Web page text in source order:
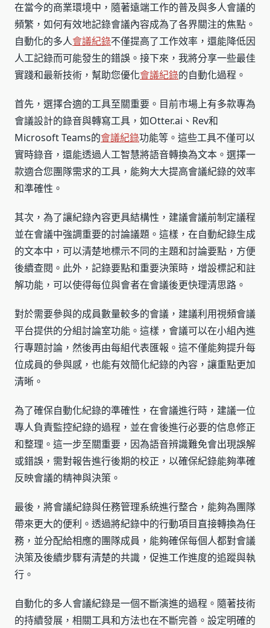
在當今的商業環境中，隨著遠端工作的普及與多人會議的
頻繁，如何有效地記錄會議內容成為了各界關注的焦點。
自動化的多人會議紀錄不僅提高了工作效率，還能降低因
人工記錄而可能發生的錯誤。接下來，我將分享一些最佳
實踐和最新技術，幫助您優化會議紀錄的自動化過程。
首先，選擇合適的工具至關重要。目前市場上有多款專為
會議設計的錄音與轉寫工具，如Otter.ai、Rev和
Microsoft Teams的會議紀錄功能等。這些工具不僅可以
實時錄音，還能透過人工智慧將語音轉換為文本。選擇一
款適合您團隊需求的工具，能夠大大提高會議紀錄的效率
和準確性。
其次，為了讓紀錄內容更具結構性，建議會議前制定議程
並在會議中強調重要的討論議題。這樣，在自動紀錄生成
的文本中，可以清楚地標示不同的主題和討論要點，方便
後續查閱。此外，記錄要點和重要決策時，增設標記和註
解功能，可以使得每位與會者在會議後更快理清思路。
對於需要參與的成員數量較多的會議，建議利用視頻會議
平台提供的分組討論室功能。這樣，會議可以在小組內進
行專題討論，然後再由每組代表匯報。這不僅能夠提升每
位成員的參與感，也能有效簡化紀錄的內容，讓重點更加
清晰。
為了確保自動化紀錄的準確性，在會議進行時，建議一位
專人負責監控紀錄的過程，並在會後進行必要的信息修正
和整理。這一步至關重要，因為語音辨識難免會出現誤解
或錯誤，需對報告進行後期的校正，以確保紀錄能夠準確
反映會議的精神與決策。
最後，將會議紀錄與任務管理系統進行整合，能夠為團隊
帶來更大的便利。透過將紀錄中的行動項目直接轉換為任
務，並分配給相應的團隊成員，能夠確保每個人都對會議
決策及後續步驟有清楚的共識，促進工作進度的追蹤與執
行。
自動化的多人會議紀錄是一個不斷演進的過程。隨著技術
的持續發展，相關工具和方法也在不斷完善。設定明確的